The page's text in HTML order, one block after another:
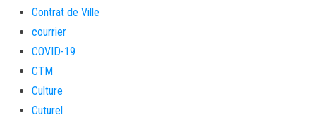
Contrat de Ville
courrier
COVID-19
CTM
Culture
Cuturel